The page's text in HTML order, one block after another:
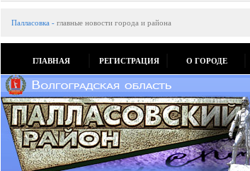
Палласовка - главные новости города и района
ГЛАВНАЯ РЕГИСТРАЦИЯ О ГОРОДЕ